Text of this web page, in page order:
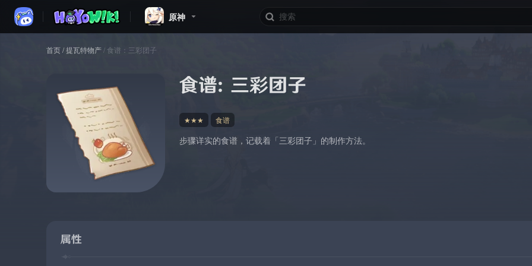
原神
首页/提瓦特物产/ 食谱：三彩团子
食谱：三彩团子
★★★ 食谱
步骤详实的食谱，记载着「三彩团子」的制作方法。
属性